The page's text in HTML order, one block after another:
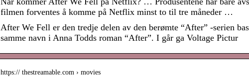
filmen forventes å komme på Netflix minst to til tre måneder …
After We Fell er den tredje delen av den berømte “After” -serien
samme navn i Anna Todds roman “After”. I går ga Voltage Pictur
https:// thestreamable.com › movies